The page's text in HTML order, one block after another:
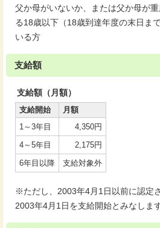
父か母がいないか、または父か母が
る18歳以下（18歳到達年度の末日ま
いる方
支給額
支給額（月額）
支給開始
月額
1～3年目
4,350円
4～5年目
2,175円
6年目以降
支給対象外
※ただし、2003年4月1日以前に認定
2003年4月1日を支給開始とみなします